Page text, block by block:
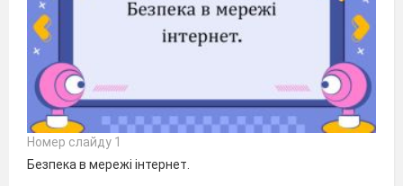
Номер слайду 1
Безпека в мережі інтернет.